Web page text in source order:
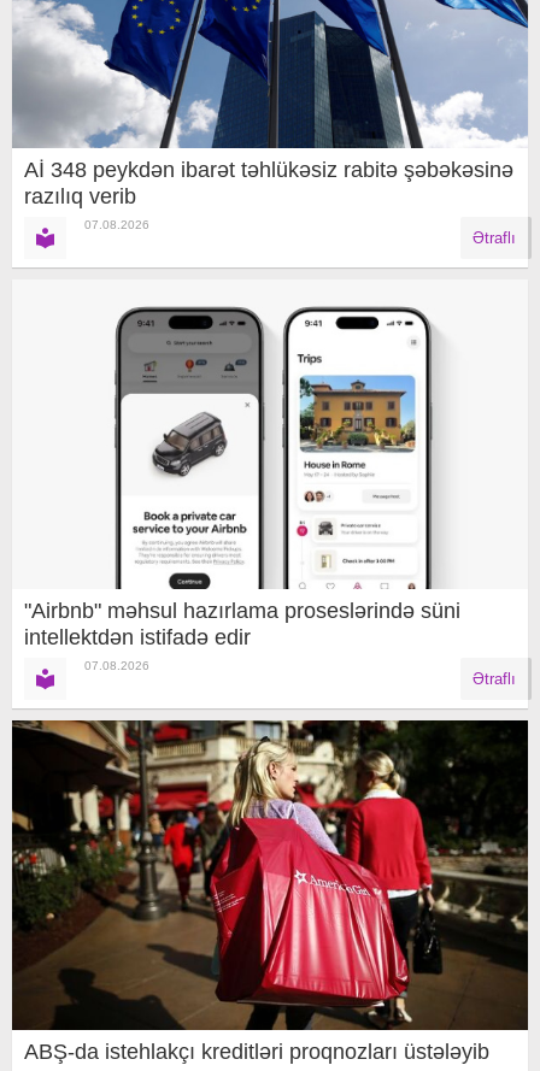
Aİ 348 peykdən ibarət təhlükəsiz rabitə şəbəkəsinə
razılıq verib
07.08.2026
Ətraflı
"Airbnb" məhsul hazırlama proseslərində süni
intellektdən istifadə edir
07.08.2026
Ətraflı
ABŞ-da istehlakçı kreditləri proqnozları üstələyib